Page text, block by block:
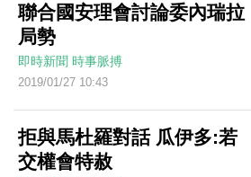
聯合國安理會討論委內瑞拉
局勢
即時新聞 時事脈搏
2019/01/27 10:43
拒與馬杜羅對話 瓜伊多:若
交權會特赦